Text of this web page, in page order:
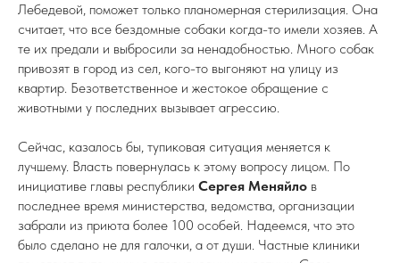
Лебедевой, поможет только планомерная стерилизация. Она
считает, что все бездомные собаки когда-то имели хозяев. А
те их предали и выбросили за ненадобностью. Много собак
привозят в город из сел, кого-то выгоняют на улицу из
квартир. Безответственное и жестокое обращение с
животными у последних вызывает агрессию.
Сейчас, казалось бы, тупиковая ситуация меняется к
лучшему. Власть повернулась к этому вопросу лицом. По
инициативе главы республики Сергея Меняйло в
последнее время министерства, ведомства, организации
забрали из приюта более 100 особей. Надеемся, что это
было сделано не для галочки, а от души. Частные клиники